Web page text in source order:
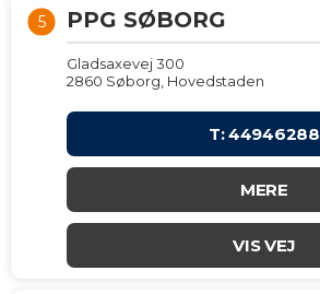
5 PPG SØBORG
Gladsaxevej 300
2860 Søborg, Hovedstaden
T: 44946288
MERE
VIS VEJ